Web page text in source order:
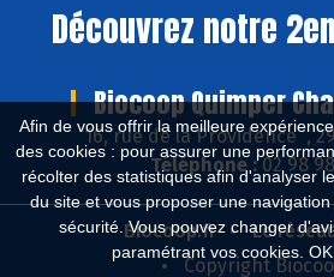
Afin de vous offrir la meilleure
des cookies : pour assurer une
récolter des statistiques afin d'analyser
du site et vous proposer une
sécurité. Vous pouvez changer
paramétrant vos cookies.
Découvrez notre
Biocoop Quimper
16, rue de la Providence ,
Téléphone :02 98
Biocoop.fr
Le
Copyright